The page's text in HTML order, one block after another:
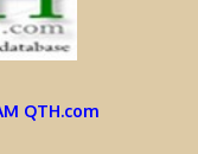
QTH.com